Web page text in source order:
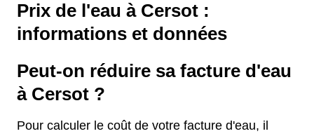
Prix de l'eau à Cersot :
informations et données
Peut-on réduire sa facture d'eau
à Cersot ?
Pour calculer le coût de votre facture d'eau, il